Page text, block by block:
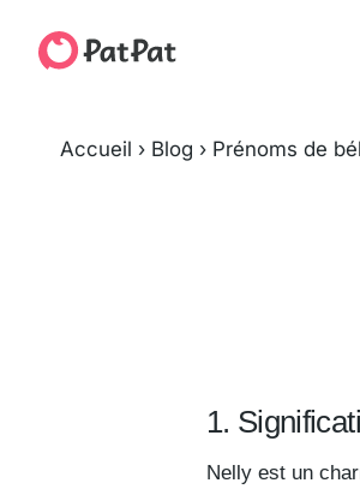
Accueil › Blog › Prénoms de
1.
Nelly est un